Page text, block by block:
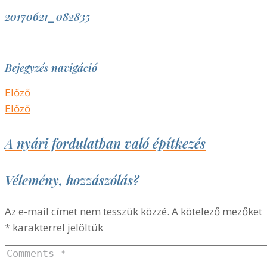
20170621_082835
Bejegyzés navigáció
Előző
Előző
A nyári fordulatban való építkezés
Vélemény, hozzászólás?
Az e-mail címet nem tesszük közzé. A kötelező mezőket
* karakterrel jelöltük